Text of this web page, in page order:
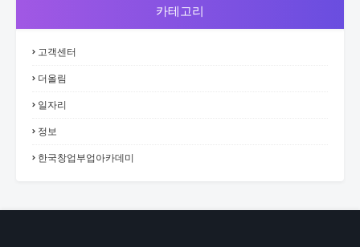
카테고리
고객센터
더올림
일자리
정보
한국창업부업아카데미